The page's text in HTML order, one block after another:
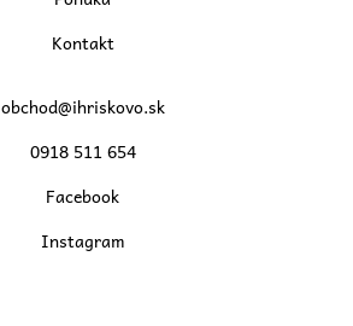
Kontakt
obchod@ihriskovo.sk
0918 511 654
Facebook
Instagram